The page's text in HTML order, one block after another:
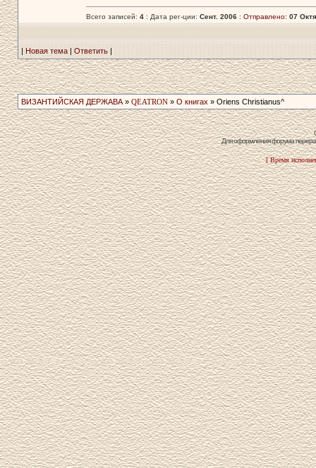
Всего записей: 4: Дата рег-ции: Сент. 2006: Отправлено: 07
| Новая тема|Ответить|
ВИЗАНТИЙСКАЯ ДЕРЖАВА» QEATRON» О книгах » Oriens Christianus^
Для оформления форума
[ Время